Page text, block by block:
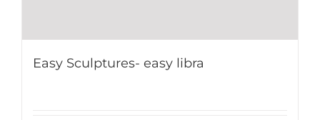
Easy Sculptures- easy libra